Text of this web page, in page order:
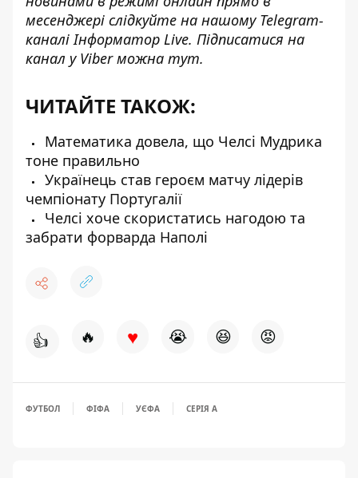
месенджері слідкуйте на нашому Telegram-
каналіІнформатор Live. Підписатися на
канал у Viber можна тут.
ЧИТАЙТЕ ТАКОЖ:
Математика довела, що Челсі Мудрика
тоне правильно
Українець став героєм матчу лідерів
чемпіонату Португалії
Челсі хоче скористатись нагодою та
забрати форварда Наполі
👍 🔥 ♥ 😭 😆 😡
ФУТБОЛ ФІФА УЄФА СЕРІЯ А